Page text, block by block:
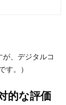
、デジタルコ
す。）
的な評価